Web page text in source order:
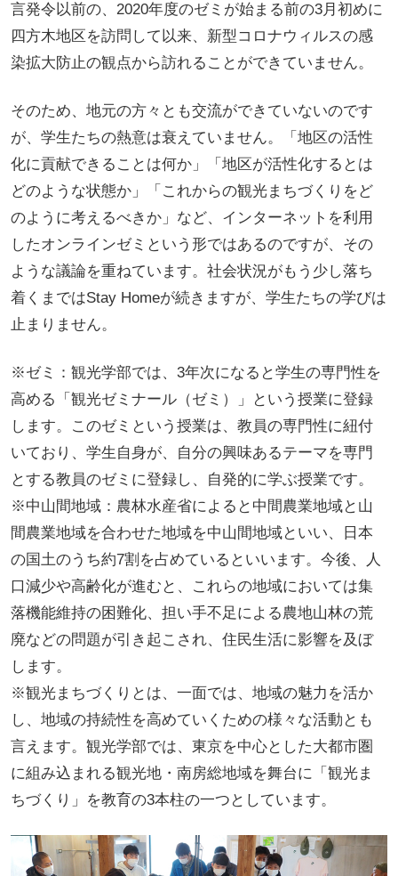
言発令以前の、2020年度のゼミが始まる前の3月初めに
四方木地区を訪問して以来、新型コロナウィルスの感
染拡大防止の観点から訪れることができていません。
そのため、地元の方々とも交流ができていないのです
が、学生たちの熱意は衰えていません。「地区の活性
化に貢献できることは何か」「地区が活性化するとは
どのような状態か」「これからの観光まちづくりをど
のように考えるべきか」など、インターネットを利用
したオンラインゼミという形ではあるのですが、その
ような議論を重ねています。社会状況がもう少し落ち
着くまではStay Homeが続きますが、学生たちの学びは
止まりません。
※ゼミ：観光学部では、3年次になると学生の専門性を
高める「観光ゼミナール（ゼミ）」という授業に登録
します。このゼミという授業は、教員の専門性に紐付
いており、学生自身が、自分の興味あるテーマを専門
とする教員のゼミに登録し、自発的に学ぶ授業です。
※中山間地域：農林水産省によると中間農業地域と山
間農業地域を合わせた地域を中山間地域といい、日本
の国土のうち約7割を占めているといいます。今後、人
口減少や高齢化が進むと、これらの地域においては集
落機能維持の困難化、担い手不足による農地山林の荒
廃などの問題が引き起こされ、住民生活に影響を及ぼ
します。
※観光まちづくりとは、一面では、地域の魅力を活か
し、地域の持続性を高めていくための様々な活動とも
言えます。観光学部では、東京を中心とした大都市圏
に組み込まれる観光地・南房総地域を舞台に「観光ま
ちづくり」を教育の3本柱の一つとしています。